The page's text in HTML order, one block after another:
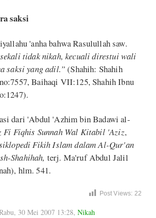
saksi
'anha bahwa Rasulullah saw.
tidak nikah, kecuali direstui wali
saksi yang adil.”(Shahih: Shahih
Baihaqi VII:125, Shahih Ibnu
dari 'Abdul 'Azhim bin Badawi al-
Fi Fiqhis Sunnah Wal Kitabil 'Aziz,
Fikih Islam dalam Al-Qur'an
Shahihah, terj. Ma'ruf Abdul Jalil
hlm. 541.
Post Views: 22
30 Mei 2007 13:28, Nikah